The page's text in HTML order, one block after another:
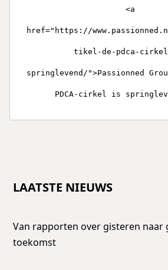
<a
href="https://
tikel-de-pdca-
springlevend/">Passionned
PDCA-cirkel is
LAATSTE NIEUWS
Van rapporten over gisteren naar
toekomst